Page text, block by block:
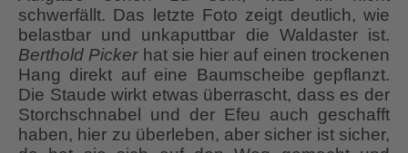
schwerfällt. Das letzte Foto zeigt deutlich, wie
belastbar und unkaputtbar die Waldaster ist.
Berthold Pickerhat sie hier auf einen trockenen
Hang direkt auf eine Baumscheibe gepflanzt.
Die Staude wirkt etwas überrascht, dass es der
Storchschnabel und der Efeu auch geschafft
haben, hier zu überleben, aber sicher ist sicher,